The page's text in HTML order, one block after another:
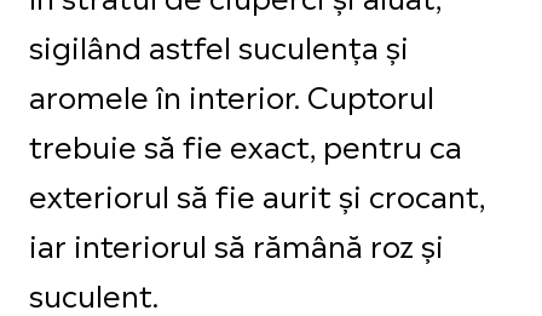
sigilând astfel suculența și
aromele în interior. Cuptorul
trebuie să fie exact, pentru ca
exteriorul să fie aurit și crocant,
iar interiorul să rămână roz și
suculent.